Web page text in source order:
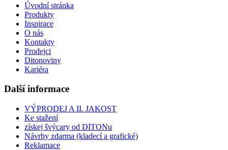
Úvodní stránka
Produkty
Inspirace
O nás
Kontakty
Prodejci
Ditonoviny
Kariéra
Další informace
VÝPRODEJ A II. JAKOST
Ke stažení
získej švýcary od DITONu
Návrhy zdarma (kladecí a grafické)
Reklamace